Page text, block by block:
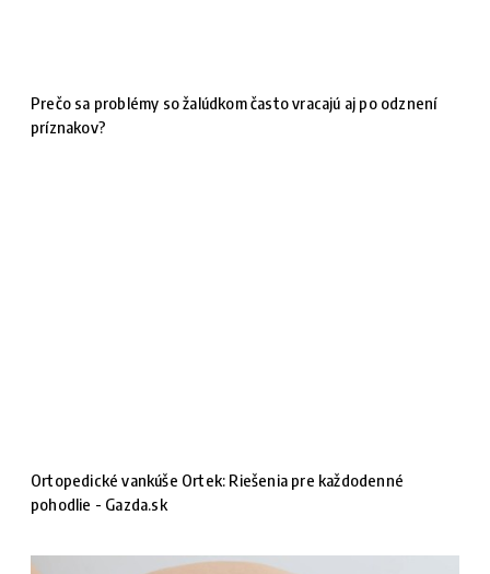
Prečo sa problémy so žalúdkom často vracajú aj po odznení
príznakov?
Ortopedické vankúše Ortek: Riešenia pre každodenné
pohodlie - Gazda.sk